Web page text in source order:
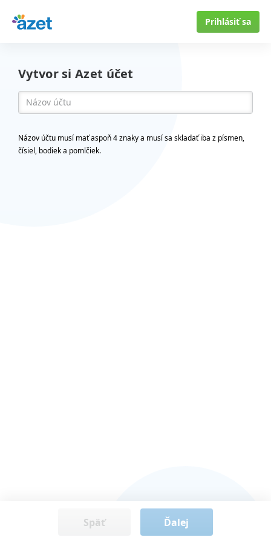
Prihlásiť sa
Vytvor si Azet účet
Názov účtu musí mať aspoň 4 znaky a musí sa skladať iba z písmen,
čísiel, bodiek a pomlčiek.